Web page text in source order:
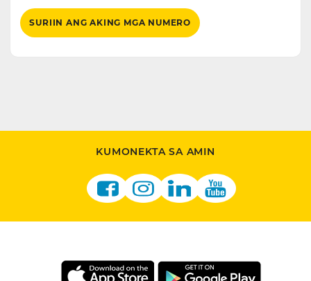
SURIIN ANG AKING MGA NUMERO
KUMONEKTA SA AMIN